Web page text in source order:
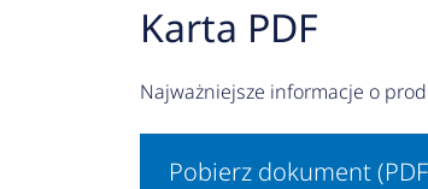
Karta PDF
Najważniejsze informacje o
Pobierz dokument